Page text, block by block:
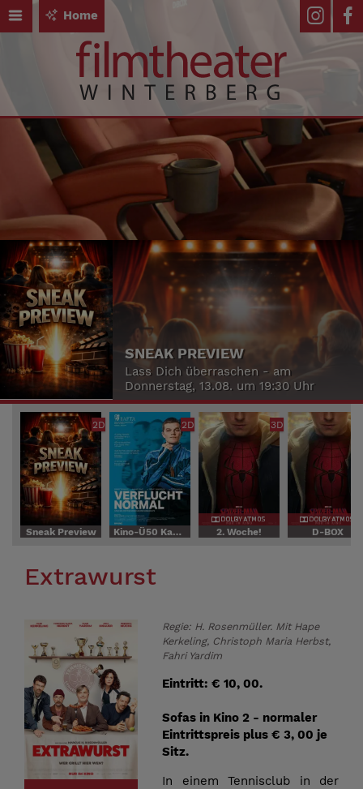
Home
SNEAK PREVIEW
Lass Dich überraschen - am
Donnerstag, 13.08. um 19:30 Uhr
2D
Sneak Preview
2D
Kino-Ü50 Kaffee, Kuchen, Kino
3D
2. Woche! D-BOX
Extrawurst
Regie: H. Rosenmüller. Mit Hape
Kerkeling, Christoph Maria Herbst,
Fahri Yardim
Eintritt: € 10, 00.
Sofas in Kino 2 - normaler
Eintrittspreis plus € 3, 00 je
Sitz.
In einem Tennisclub in der